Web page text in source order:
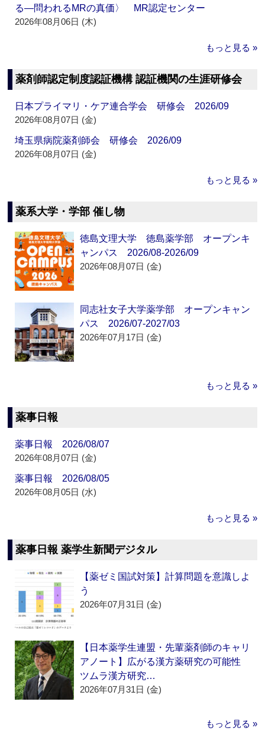
る―問われるMRの真価〉 MR認定センター
2026年08月06日 (木)
もっと見る »
薬剤師認定制度認証機構 認証機関の生涯研修会
日本プライマリ・ケア連合学会 研修会 2026/09
2026年08月07日 (金)
埼玉県病院薬剤師会 研修会 2026/09
2026年08月07日 (金)
もっと見る »
薬系大学・学部 催し物
徳島文理大学 徳島薬学部 オープンキ
ャンパス 2026/08-2026/09
2026年08月07日 (金)
同志社女子大学薬学部 オープンキャン
パス 2026/07-2027/03
2026年07月17日 (金)
もっと見る »
薬事日報
薬事日報 2026/08/07
2026年08月07日 (金)
薬事日報 2026/08/05
2026年08月05日 (水)
もっと見る »
薬事日報 薬学生新聞デジタル
【薬ゼミ国試対策】計算問題を意識しよ
う
2026年07月31日 (金)
【日本薬学生連盟・先輩薬剤師のキャリ
アノート】広がる漢方薬研究の可能性
ツムラ漢方研究…
2026年07月31日 (金)
もっと見る »